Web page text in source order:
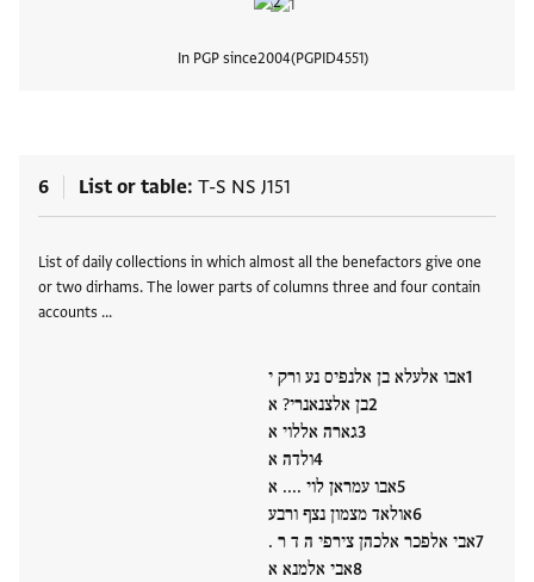
In PGP since2004 PGPID4551
6 List or table T-S NS J151
List of daily collections in which almost all the benefactors give one
or two dirhams. The lower parts of columns three and four contain
accounts …
אבו אלעלא בן אלנפיס נע ורק י
בן אלצנאנרי? א
גארה אללוי א
ולדה א
אבו עמראן לוי .... א
אולאד מצמון נצף ורבע
אבי אלפכר אלכהן צירפי ה ד ר .
אבי אלמנא א